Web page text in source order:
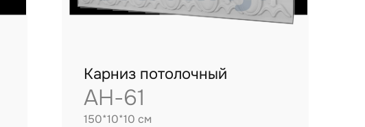
Карниз потолочный
AH-61
150*10*10 см